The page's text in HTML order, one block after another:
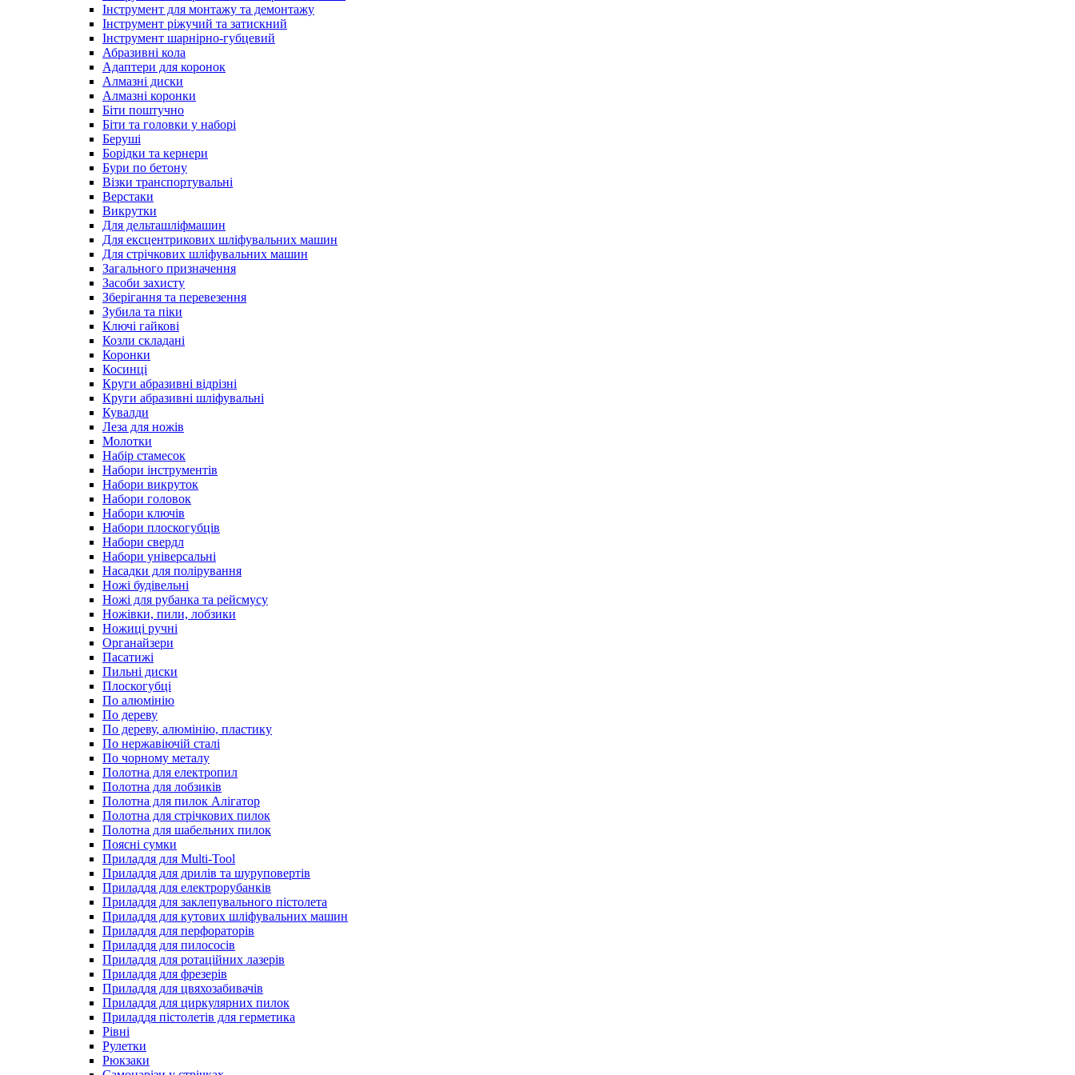
Інструмент для монтажу та демонтажу
Інструмент ріжучий та затискний
Інструмент шарнірно-губцевий
Абразивні кола
Адаптери для коронок
Алмазні диски
Алмазні коронки
Біти поштучно
Біти та головки у наборі
Беруші
Борідки та кернери
Бури по бетону
Візки транспортувальні
Верстаки
Викрутки
Для дельташліфмашин
Для ексцентрикових шліфувальних машин
Для стрічкових шліфувальних машин
Загального призначення
Засоби захисту
Зберігання та перевезення
Зубила та піки
Ключі гайкові
Козли складані
Коронки
Косинці
Круги абразивні відрізні
Круги абразивні шліфувальні
Кувалди
Леза для ножів
Молотки
Набір стамесок
Набори інструментів
Набори викруток
Набори головок
Набори ключів
Набори плоскогубців
Набори свердл
Набори універсальні
Насадки для полірування
Ножі будівельні
Ножі для рубанка та рейсмусу
Ножівки, пили, лобзики
Ножиці ручні
Органайзери
Пасатижі
Пильні диски
Плоскогубці
По алюмінію
По дереву
По дереву, алюмінію, пластику
По нержавіючій сталі
По чорному металу
Полотна для електропил
Полотна для лобзиків
Полотна для пилок Алігатор
Полотна для стрічкових пилок
Полотна для шабельних пилок
Поясні сумки
Приладдя для Multi-Tool
Приладдя для дрилів та шуруповертів
Приладдя для електрорубанків
Приладдя для заклепувального пістолета
Приладдя для кутових шліфувальних машин
Приладдя для перфораторів
Приладдя для пилососів
Приладдя для ротаційних лазерів
Приладдя для фрезерів
Приладдя для цвяхозабивачів
Приладдя для циркулярних пилок
Приладдя пістолетів для герметика
Рівні
Рулетки
Рюкзаки